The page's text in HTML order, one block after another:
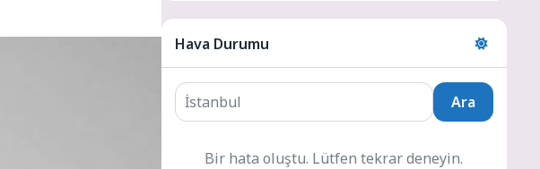
Hava Durumu
Ara
Bir hata oluştu. Lütfen tekrar deneyin.